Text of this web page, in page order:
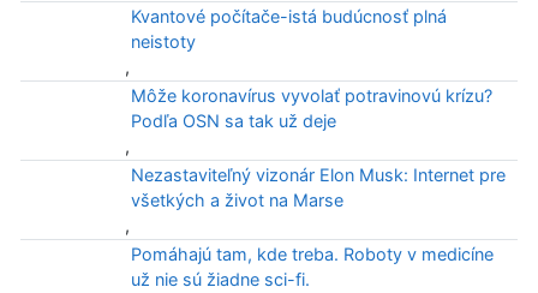
Kvantové počítače-istá budúcnosť plná
neistoty
,
Môže koronavírus vyvolať potravinovú krízu?
Podľa OSN sa tak už deje
,
Nezastaviteľný vizonár Elon Musk: Internet pre
všetkých a život na Marse
,
Pomáhajú tam, kde treba. Roboty v medicíne
už nie sú žiadne sci-fi.